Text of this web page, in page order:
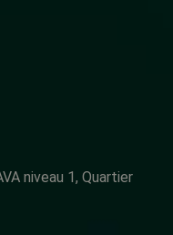
niveau 1, Quartier